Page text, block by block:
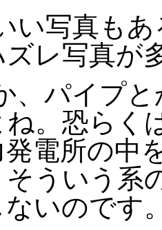
い写真も
ズレ写真が
、パイプ
ね。恐らく
発電所の中
ういう系
ないのです